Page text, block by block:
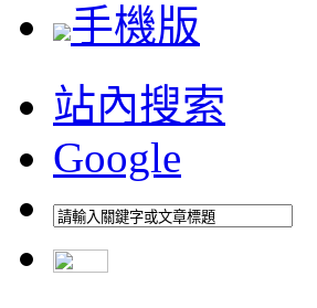
手機版
站內搜索
Google